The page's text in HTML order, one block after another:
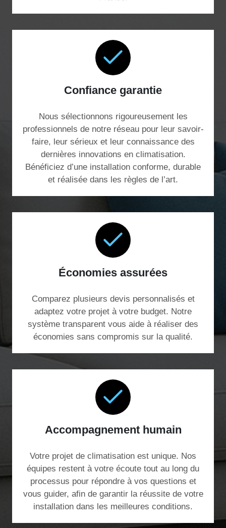
Confiance garantie
Nous sélectionnons rigoureusement les
professionnels de notre réseau pour leur savoir-
faire, leur sérieux et leur connaissance des
dernières innovations en climatisation.
Bénéficiez d’une installation conforme, durable
et réalisée dans les règles de l’art.
Économies assurées
Comparez plusieurs devis personnalisés et
adaptez votre projet à votre budget. Notre
système transparent vous aide à réaliser des
économies sans compromis sur la qualité.
Accompagnement humain
Votre projet de climatisation est unique. Nos
équipes restent à votre écoute tout au long du
processus pour répondre à vos questions et
vous guider, afin de garantir la réussite de votre
installation dans les meilleures conditions.